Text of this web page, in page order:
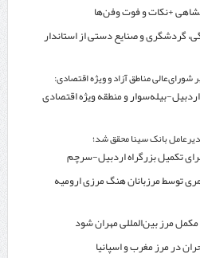
+نکات و فوت وفن‌ها
گردشگری و صنایع دستی از استاندار
شورای‌عالی مناطق آزاد و ویژه اقتصادی:
بیله‌سوار و منطقه ویژه اقتصادی
بانک سینا محقق شد؛
مرز بین‌المللی مهران شود
در مرز مغرب و اسپانیا